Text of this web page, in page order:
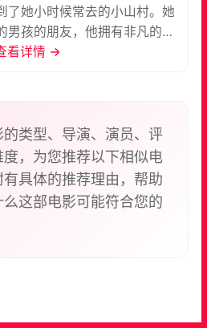
了她小时候常去的小山村。她
男孩的朋友，他拥有非凡的天
精神和独特的人生观治愈他
看详情 →
类型、导演、演员、评
，为您推荐以下相似电
具体的推荐理由，帮助
这部电影可能符合您的